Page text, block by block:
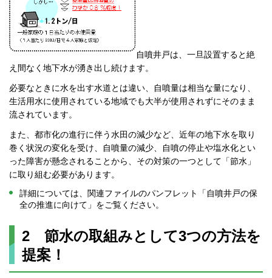
自噴井戸は、一旦設置すると絶
え間なく地下水が湧き出し続けます。
必要なときに水を出す水道とは違い、自噴量は相当な量になり、
生活用水に使用されている地域でも大半が使用されずにそのまま
流されています。
また、都市化の進行に伴う水田の減少など、近年の地下水を取り
巻く状況の変化を受け、自噴量の減少、自噴の停止や塩水化とい
った障害が懸念されることから、その対策の一つとして「節水」
に取り組む必要があります。
詳細については、関連ファイルのパンフレット「自噴井戸の保
全の推進に向けて」をご覧ください。
2 節水の取組みとして3つの方法を
提案！